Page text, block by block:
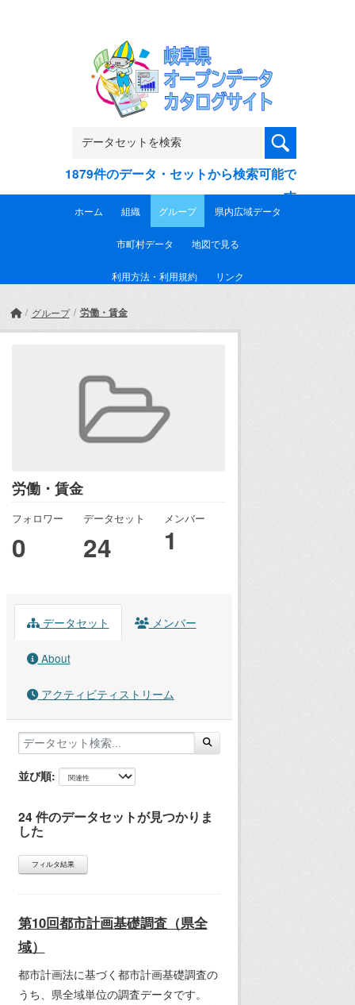
1879件のデータ・セットから検索可能で
す
ホーム 組織 グループ 県内広域データ
市町村データ 地図で見る
利用方法・利用規約 リンク
グループ 労働・賃金
労働・賃金
フォロワー
0
データセット
24
メンバー
1
データセット メンバー
About
アクティビティストリーム
並び順
24 件のデータセットが見つかりま
した
フィルタ結果
第10回都市計画基礎調査（県全
域）
都市計画法に基づく都市計画基礎調査の
うち、県全域単位の調査データです。